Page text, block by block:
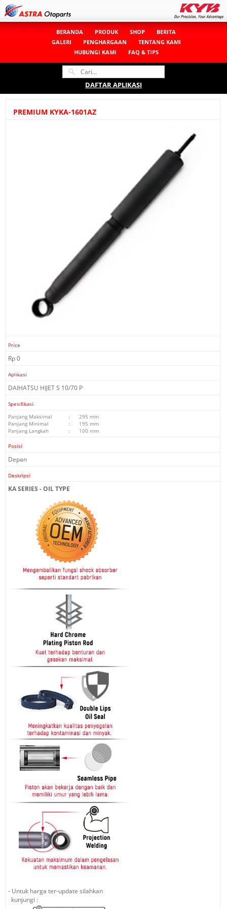
BERANDA PRODUK SHOP
BERITA
GALERI
PENGHARGAAN
TENTANG KAMI
HUBUNGI KAMI
FAQ & TIPS
DAFTAR APLIKASI
PREMIUM KYKA-1601AZ
Price
Rp 0
Aplikasi
DAIHATSU HIJET S 10/70 P
Spesifikasi
Panjang Maksimal
:
295 mm
Panjang Minimal
:
195 mm
Panjang Langkah
: 100 mm
Posisi
Depan
Deskripsi
KA SERIES - OIL TYPE
- Untuk harga ter-update silahkan
kunjungi :